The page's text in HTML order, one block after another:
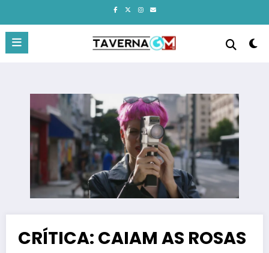
o
conteúdo
CRÍTICA: CAIAM AS ROSAS